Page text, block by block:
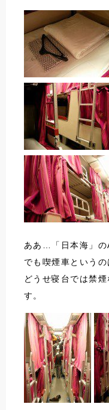
ああ…「日本海」の
でも喫煙車という
どうせ寝台では禁
す。